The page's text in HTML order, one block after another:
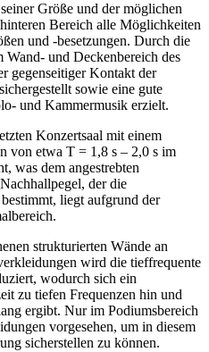
Größe und der möglichen
Bereich alle Möglichkeiten
und -besetzungen. Durch die
und Deckenbereich des
gegenseitiger Kontakt der
sowie eine gute
und Kammermusik erzielt.
Konzertsaal mit einem
von etwa T = 1,8 s – 2,0 s im
was dem angestrebten
der die
liegt aufgrund der
strukturierten Wände an
wird die tieffrequente
wodurch sich ein
zu tiefen Frequenzen hin und
ergibt. Nur im Podiumsbereich
vorgesehen, um in diesem
sicherstellen zu können.